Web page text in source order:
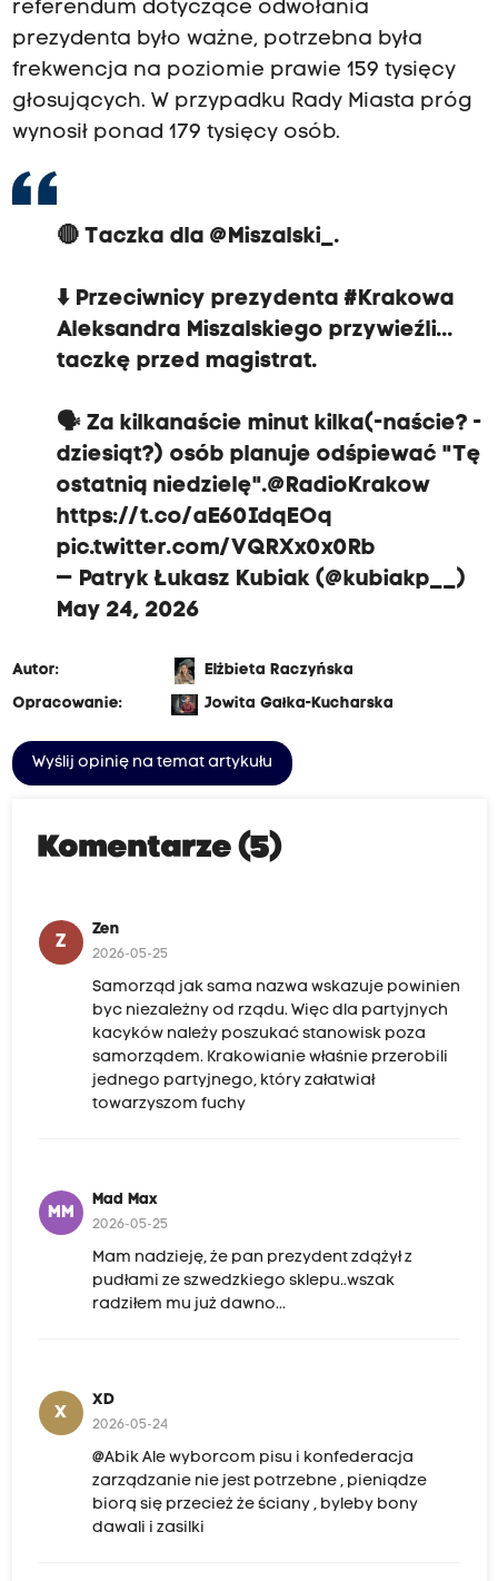
referendum dotyczące odwołania
prezydenta było ważne, potrzebna była
frekwencja na poziomie prawie 159 tysięcy
głosujących. W przypadku Rady Miasta próg
wynosił ponad 179 tysięcy osób.
🔴 Taczka dla @Miszalski_.
⬇️ Przeciwnicy prezydenta#Krakowa
Aleksandra Miszalskiego przywieźli...
taczkę przed magistrat.
🗣 Za kilkanaście minut kilka(-naście? -
dziesiąt?) osób planuje odśpiewać "Tę
ostatnią niedzielę".@RadioKrakow
https://t.co/aE60IdqEOq
pic.twitter.com/VQRXx0x0Rb
— Patryk Łukasz Kubiak (@kubiakp__)
May 24, 2026
Autor:
Elżbieta Raczyńska
Opracowanie:
Jowita Gałka-Kucharska
Wyślij opinię na temat artykułu
Komentarze (5)
Z
Zen
2026-05-25
Samorząd jak sama nazwa wskazuje powinien
byc niezależny od rządu. Więc dla partyjnych
kacyków należy poszukać stanowisk poza
samorządem. Krakowianie właśnie przerobili
jednego partyjnego, który załatwiał
towarzyszom fuchy
MM
Mad Max
2026-05-25
Mam nadzieję, że pan prezydent zdążył z
pudłami ze szwedzkiego sklepu..wszak
radziłem mu już dawno...
X
XD
2026-05-24
@Abik Ale wyborcom pisu i konfederacja
zarządzanie nie jest potrzebne , pieniądze
biorą się przecież że ściany , byleby bony
dawali i zasilki